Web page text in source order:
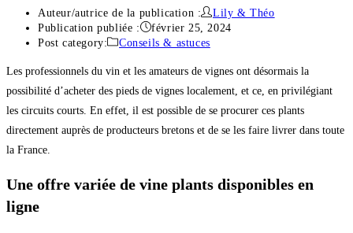
Auteur/autrice de la publication :
Lily & Théo
Publication publiée :
février 25, 2024
Post category:
Conseils & astuces
Les professionnels du vin et les amateurs de vignes ont désormais la
possibilité d’acheter des pieds de vignes localement, et ce, en privilégiant
les circuits courts. En effet, il est possible de se procurer ces plants
directement auprès de producteurs bretons et de se les faire livrer dans toute
la France.
Une offre variée de vine plants disponibles en
ligne